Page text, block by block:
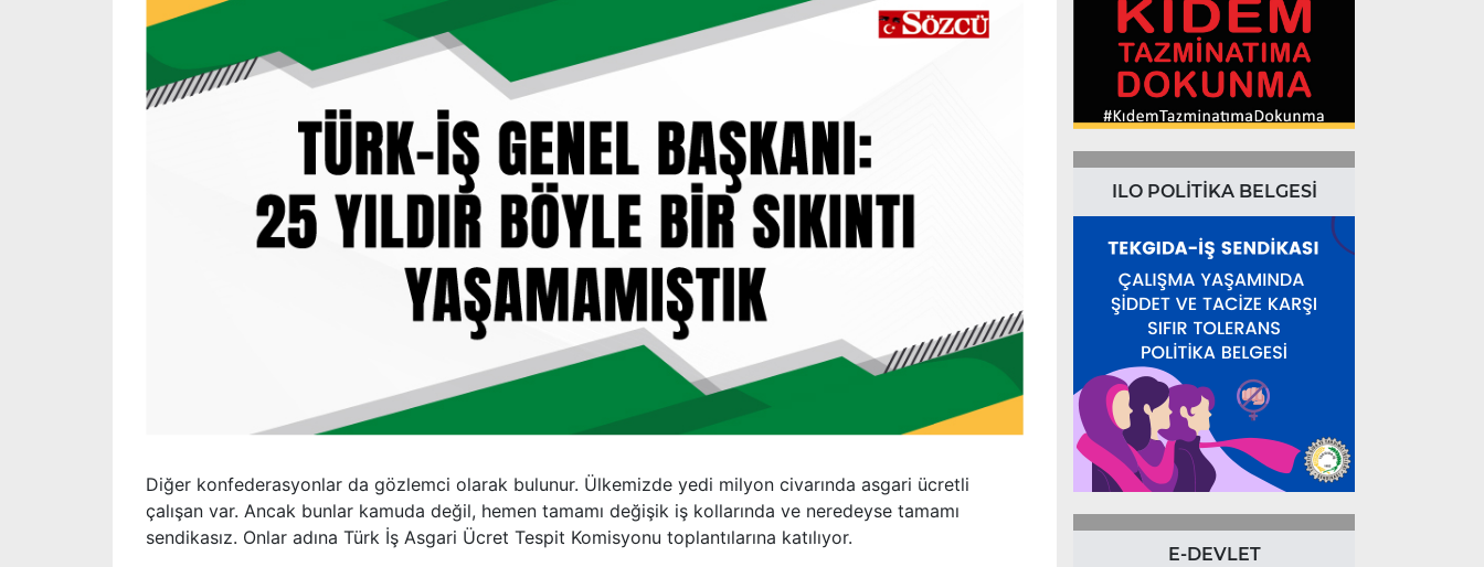
Diğer konfederasyonlar da gözlemci olarak bulunur. Ülkemizde yedi milyon civarında asgari ücretli
çalışan var. Ancak bunlar kamuda değil, hemen tamamı değişik iş kollarında ve neredeyse tamamı
sendikasız. Onlar adına Türk İş Asgari Ücret Tespit Komisyonu toplantılarına katılıyor.
ILO POLİTİKA BELGESİ
E-DEVLET